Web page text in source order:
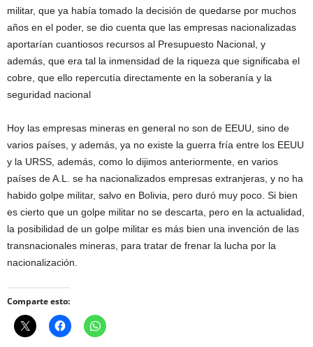
militar, que ya había tomado la decisión de quedarse por muchos
años en el poder, se dio cuenta que las empresas nacionalizadas
aportarían cuantiosos recursos al Presupuesto Nacional, y
además, que era tal la inmensidad de la riqueza que significaba el
cobre, que ello repercutía directamente en la soberanía y la
seguridad nacional
Hoy las empresas mineras en general no son de EEUU, sino de
varios países, y además, ya no existe la guerra fría entre los EEUU
y la URSS, además, como lo dijimos anteriormente, en varios
países de A.L. se ha nacionalizados empresas extranjeras, y no ha
habido golpe militar, salvo en Bolivia, pero duró muy poco. Si bien
es cierto que un golpe militar no se descarta, pero en la actualidad,
la posibilidad de un golpe militar es más bien una invención de las
transnacionales mineras, para tratar de frenar la lucha por la
nacionalización.
Comparte esto: